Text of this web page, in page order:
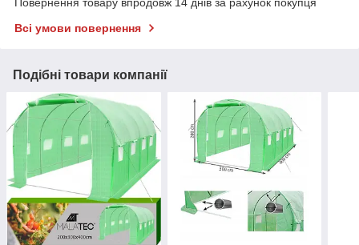
Повернення товару впродовж 14 днів за рахунок покупця
Всі умови повернення
Подібні товари компанії